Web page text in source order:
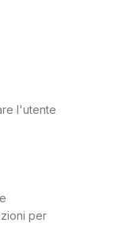
l'utente
per